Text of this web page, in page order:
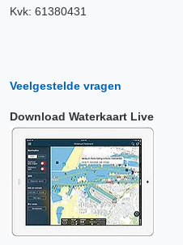
Kvk: 61380431
Veelgestelde vragen
Download Waterkaart Live